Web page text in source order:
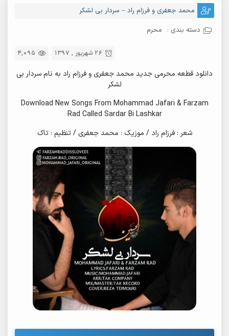
محمد جعفری و فرزام راد – سردار بی لشکر
دسته بندی : محرم
4,095 26 شهریور , 1397
دانلود قطعه محرمی جدید محمد جعفری و فرزام راد به نام سردار بی
لشکر
Download New Songs From Mohammad Jafari & Farzam
Rad Called Sardar Bi Lashkar
شعر : فرزام راد / موزیک : محمد جعفری / تنظیم : تاک